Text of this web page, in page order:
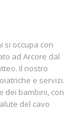
si occupa con
ad Arcore dal
Il nostro
e servizi.
dei bambini, con
del cavo